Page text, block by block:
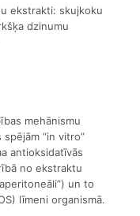
ekstrakti: skujkoku
dzinumu
mehānismu
“in vitro”
antioksidatīvās
no ekstraktu
un to
līmeni organismā.